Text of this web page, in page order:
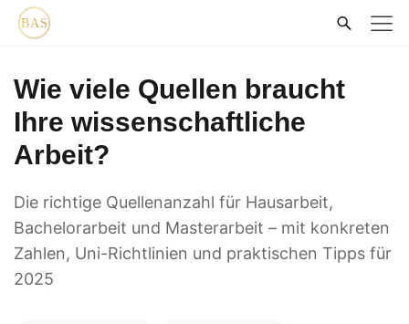
Wie viele Quellen braucht
Ihre wissenschaftliche
Arbeit?
Die richtige Quellenanzahl für Hausarbeit,
Bachelorarbeit und Masterarbeit – mit konkreten
Zahlen, Uni-Richtlinien und praktischen Tipps für
2025